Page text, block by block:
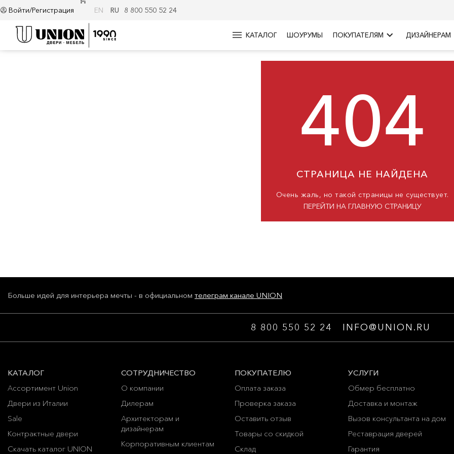
Войти/Регистрация EN RU 8 800 550 52 24
menu КАТАЛОГ ШОУРУМЫ ПОКУПАТЕЛЯМ keyboard_arrow_right ДИЗАЙНЕРАМ
404
СТРАНИЦА НЕ НАЙДЕНА
Очень жаль, но такой страницы не существует.
ПЕРЕЙТИ НА ГЛАВНУЮ СТРАНИЦУ
Больше идей для интерьера мечты - в официальном телеграм канале UNION
8 800 550 52 24 INFO@UNION.RU
КАТАЛОГ
Ассортимент Union
Двери из Италии
Sale
Контрактные двери
Скачать каталог UNION
СОТРУДНИЧЕСТВО
О компании
Дилерам
Архитекторам и
дизайнерам
Корпоративным клиентам
ПОКУПАТЕЛЮ
Оплата заказа
Проверка заказа
Оставить отзыв
Товары со скидкой
Склад
УСЛУГИ
Обмер бесплатно
Доставка и монтаж
Вызов консультанта на дом
Реставрация дверей
Гарантия